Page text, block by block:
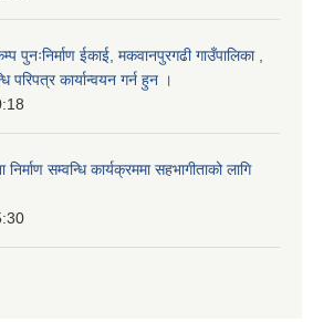
पुनःनिर्माण ईकाई, मकवानपुरगढी गाउँपालिका ,
परिपत्र कार्यान्वयन गर्न हुन ।
निर्माण सम्वन्धि कार्यक्रममा सहभागीताको लागि